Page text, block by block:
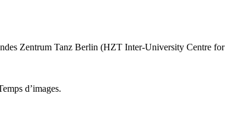
Zentrum Tanz Berlin (HZT Inter-University Centre for
d’images.